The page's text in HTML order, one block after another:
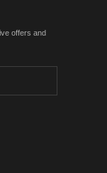
offers and